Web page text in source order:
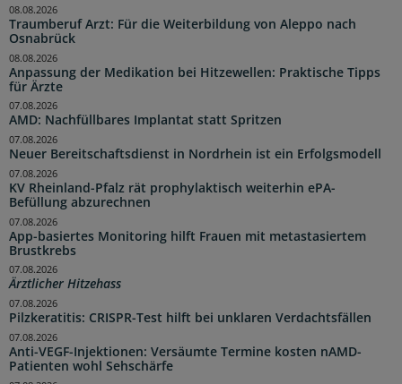
Traumberuf Arzt: Für die Weiterbildung von Aleppo nach
Osnabrück
08.08.2026
Anpassung der Medikation bei Hitzewellen: Praktische Tipps
für Ärzte
08.08.2026
AMD: Nachfüllbares Implantat statt Spritzen
07.08.2026
Neuer Bereitschaftsdienst in Nordrhein ist ein Erfolgsmodell
07.08.2026
KV Rheinland-Pfalz rät prophylaktisch weiterhin ePA-
Befüllung abzurechnen
07.08.2026
App-basiertes Monitoring hilft Frauen mit metastasiertem
Brustkrebs
07.08.2026
Ärztlicher Hitzehass
07.08.2026
Pilzkeratitis: CRISPR-Test hilft bei unklaren Verdachtsfällen
07.08.2026
Anti-VEGF-Injektionen: Versäumte Termine kosten nAMD-
Patienten wohl Sehschärfe
07.08.2026